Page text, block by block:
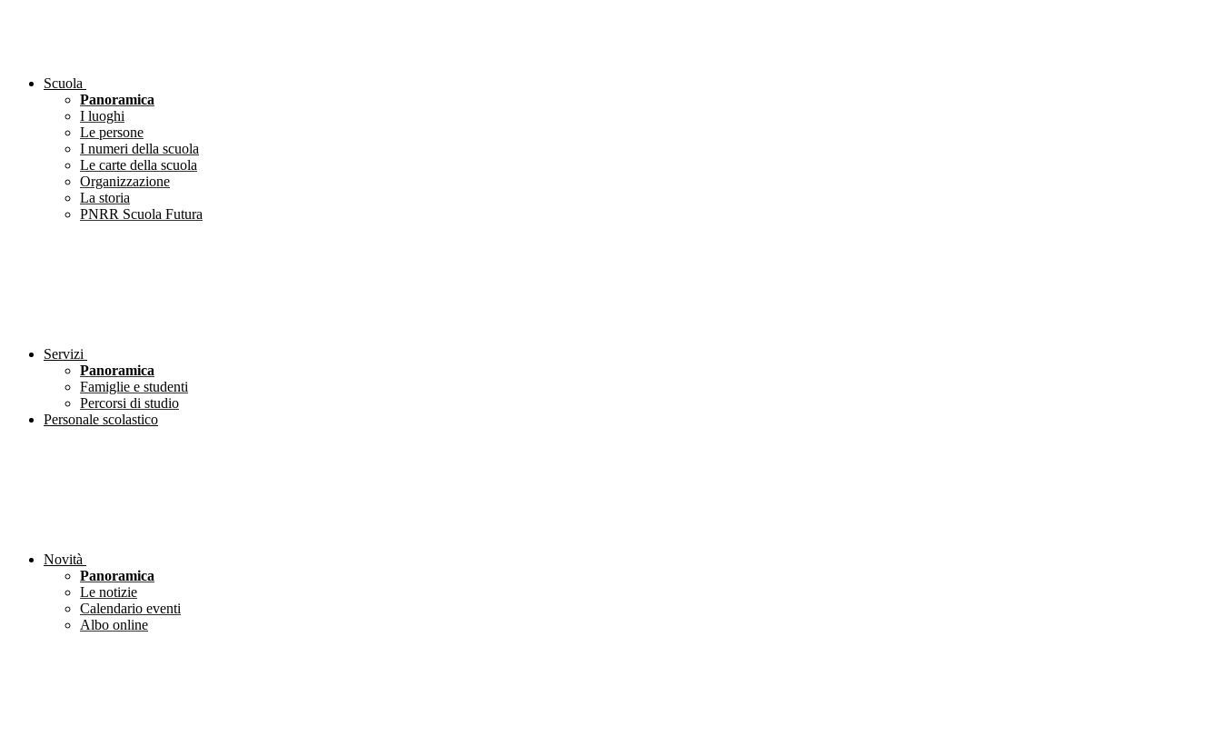
Scuola
Panoramica
I luoghi
Le persone
I numeri della scuola
Le carte della scuola
Organizzazione
La storia
PNRR Scuola Futura
Servizi
Panoramica
Famiglie e studenti
Percorsi di studio
Personale scolastico
Novità
Panoramica
Le notizie
Calendario eventi
Albo online